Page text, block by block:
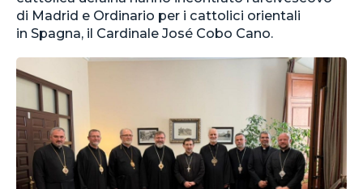
di Madrid e Ordinario per i cattolici orientali
in Spagna, il Cardinale José Cobo Cano.